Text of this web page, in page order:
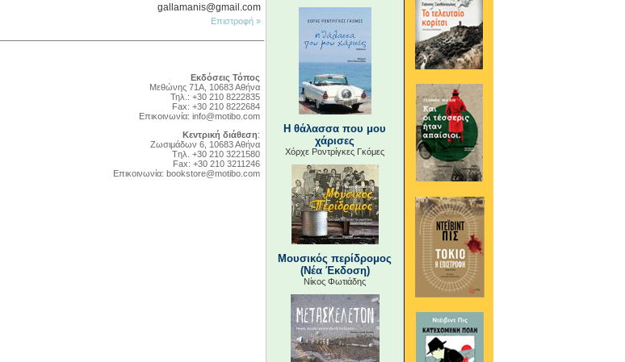
gallamanis@gmail.com
Επιστροφή »
Εκδόσεις Τόπος
Μεθώνης 71Α, 10683 Αθήνα
Τηλ.: +30 210 8222835
Fax: +30 210 8222684
Επικοινωνία: info@motibo.com
Κεντρική διάθεση:
Zωσιμάδων 6, 10683 Αθήνα
Tηλ. +30 210 3221580
Fax: +30 210 3211246
Επικοινωνία: bookstore@motibo.com
Η θάλασσα που μου
χάρισες
Χόρχε Ροντρίγκες Γκόμες
Μουσικός περίδρομος
(Νέα Έκδοση)
Νίκος Φωτιάδης